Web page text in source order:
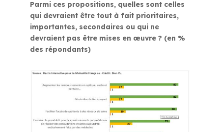
Parmi ces propositions, quelles sont celles
qui devraient être tout à fait prioritaires,
importantes, secondaires ou qui ne
devraient pas être mises en œuvre ? (en %
des répondants)